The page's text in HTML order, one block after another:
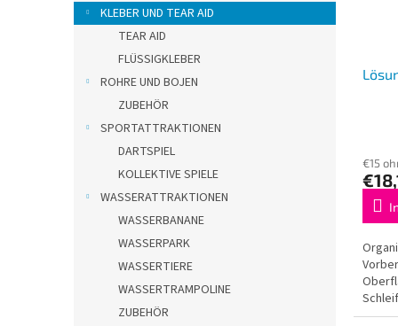
KLEBER UND TEAR AID
TEAR AID
FLÜSSIGKLEBER
ROHRE UND BOJEN
ZUBEHÖR
SPORTATTRAKTIONEN
DARTSPIEL
KOLLEKTIVE SPIELE
WASSERATTRAKTIONEN
WASSERBANANE
WASSERPARK
WASSERTIERE
WASSERTRAMPOLINE
ZUBEHÖR
€15
ist